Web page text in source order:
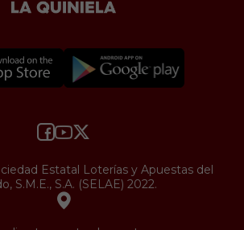
Estatal Loterías y Apuestas del
S.M.E., S.A. (SELAE) 2022.